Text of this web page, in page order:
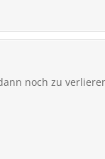
noch zu